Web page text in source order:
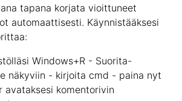
tapana korjata vioittuneet
automaattisesti. Käynnistääksesi
Windows+R - Suorita-
näkyviin - kirjoita cmd - paina nyt
avataksesi komentorivin